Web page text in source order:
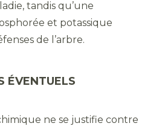
tandis qu’une
et potassique
de l’arbre.
ÉVENTUELS
ne se justifie contre